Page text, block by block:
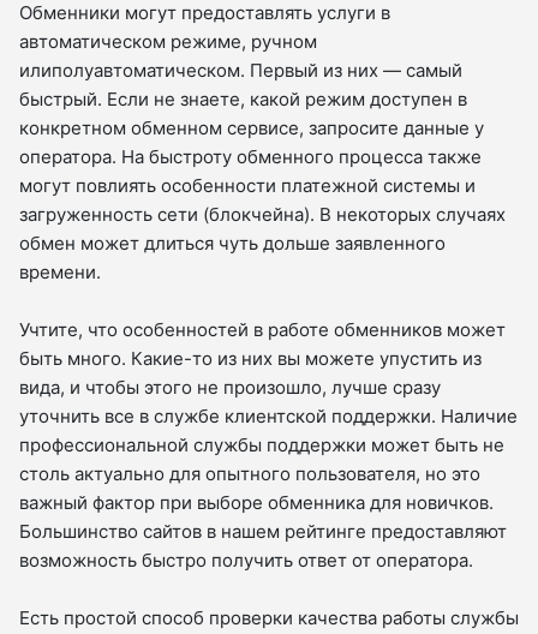
Обменники могут предоставлять услуги в
автоматическом режиме, ручном
илиполуавтоматическом. Первый из них — самый
быстрый. Если не знаете, какой режим доступен в
конкретном обменном сервисе, запросите данные у
оператора. На быстроту обменного процесса также
могут повлиять особенности платежной системы и
загруженность сети (блокчейна). В некоторых случаях
обмен может длиться чуть дольше заявленного
времени.
Учтите, что особенностей в работе обменников может
быть много. Какие-то из них вы можете упустить из
вида, и чтобы этого не произошло, лучше сразу
уточнить все в службе клиентской поддержки. Наличие
профессиональной службы поддержки может быть не
столь актуально для опытного пользователя, но это
важный фактор при выборе обменника для новичков.
Большинство сайтов в нашем рейтинге предоставляют
возможность быстро получить ответ от оператора.
Есть простой способ проверки качества работы службы